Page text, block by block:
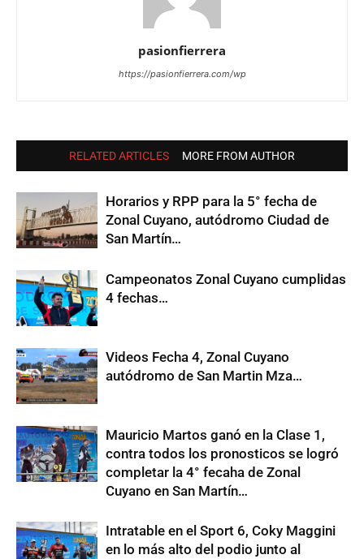
pasionfierrera
https://pasionfierrera.com/wp
RELATED ARTICLES MORE FROM AUTHOR
Horarios y RPP para la 5° fecha de
Zonal Cuyano, autódromo Ciudad de
San Martín…
Campeonatos Zonal Cuyano cumplidas
4 fechas…
Videos Fecha 4, Zonal Cuyano
autódromo de San Martin Mza…
Mauricio Martos ganó en la Clase 1,
contra todos los pronosticos se logró
completar la 4° fecaha de Zonal
Cuyano en San Martín…
Intratable en el Sport 6, Coky Maggini
en lo más alto del podio junto al